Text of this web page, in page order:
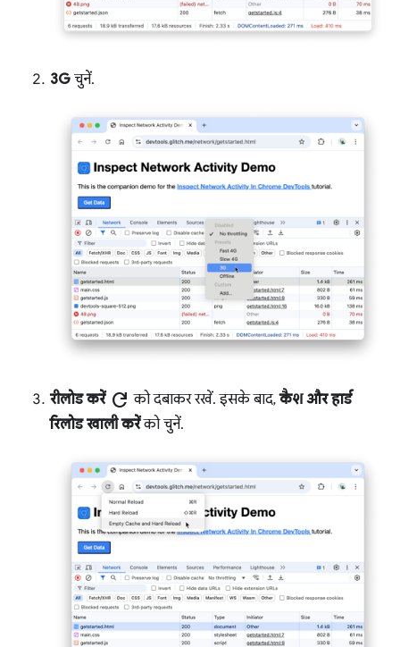
3G चुनें.
रीलोड करें refresh को दबाकर रखें. इसके बाद,कैश और हार्ड
रिलोड खाली करेंको चुनें.